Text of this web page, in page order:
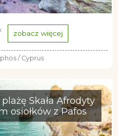
zobacz więcej
/ Cyprus
Skała Afrodyty
osiołków z Pafos